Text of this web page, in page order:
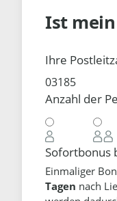
Ist
Ihre
Anzahl der
Sofortbonus
Einmaliger
Tagen nach